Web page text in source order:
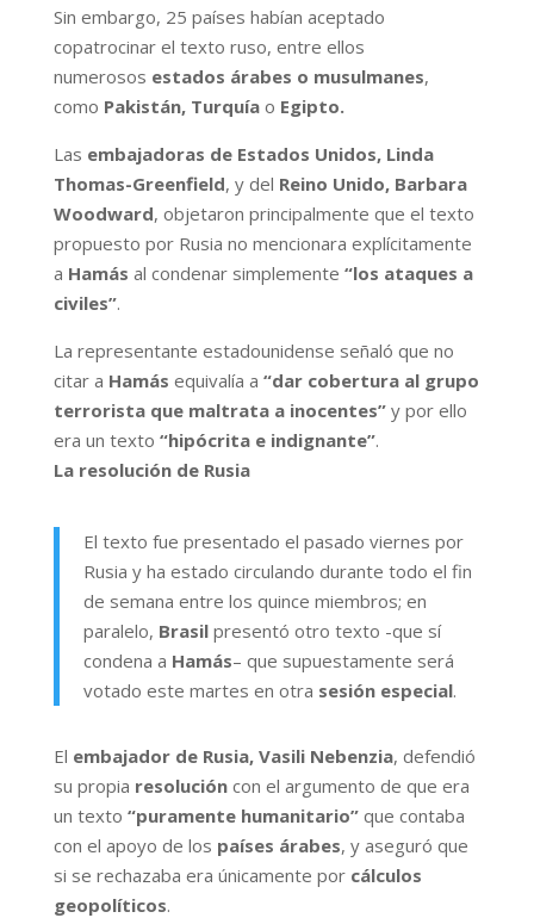
Sin embargo, 25 países habían aceptado
copatrocinar el texto ruso, entre ellos
numerosos estados árabes o musulmanes,
como Pakistán, Turquía o Egipto.
Las embajadoras de Estados Unidos, Linda
Thomas-Greenfield, y del Reino Unido, Barbara
Woodward, objetaron principalmente que el texto
propuesto por Rusia no mencionara explícitamente
a Hamás al condenar simplemente “los ataques a
civiles”.
La representante estadounidense señaló que no
citar a Hamás equivalía a “dar cobertura al grupo
terrorista que maltrata a inocentes”y por ello
era un texto “hipócrita e indignante”.
La resolución de Rusia
El texto fue presentado el pasado viernes por
Rusia y ha estado circulando durante todo el fin
de semana entre los quince miembros; en
paralelo, Brasilpresentó otro texto -que sí
condena a Hamás– que supuestamente será
votado este martes en otra sesión especial.
El embajador de Rusia, Vasili Nebenzia, defendió
su propia resolucióncon el argumento de que era
un texto “puramente humanitario”que contaba
con el apoyo de los países árabes, y aseguró que
si se rechazaba era únicamente por cálculos
geopolíticos.